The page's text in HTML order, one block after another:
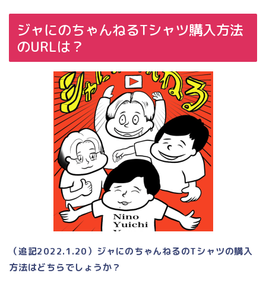
ジャにのちゃんねるTシャツ購入方法
のURLは？
（追記2022.1.20）ジャにのちゃんねるのTシャツの購入
方法はどちらでしょうか？